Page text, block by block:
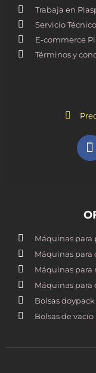
Trabaja en
Servicio Técnico
E-commerce
Términos y
Máquinas para
Máquinas para
Máquinas para
Máquinas para
Bolsas doypack
Bolsas de vacío